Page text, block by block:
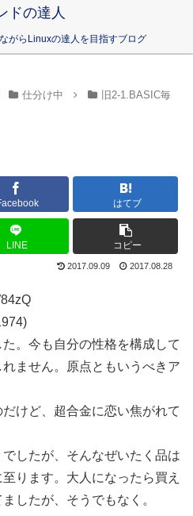
ドの達人
がらLinuxの達人を目指すブログ
仕分け中
旧2-1.BASIC毎
はてブ
LINE コピー
2017.09.09 2017.08.28
。今も自分の性格を構成して
ません。原点ともいうべきア
けど、超合金に恋い焦がれて
したが、そんなぜいたく品は
ります。大人になったら買え
したが、そうでもなく。